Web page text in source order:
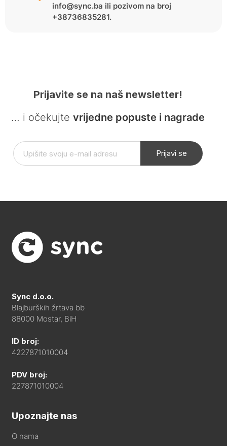
info@sync.ba ili pozivom na broj
+38736835281.
Prijavite se na naš newsletter!
… i očekujte vrijedne popuste i nagrade
Prijavi se
Sync d.o.o.
Blajburških žrtava bb
88000 Mostar, BiH
ID broj:
4227871010004
PDV broj:
227871010004
Upoznajte nas
O nama